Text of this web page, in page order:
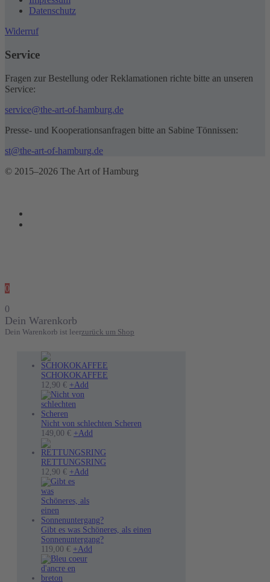
Datenschutz
Widerruf
Service
Fragen zur Bestellung oder Reklamationen richte bitte an unseren
Service:
service@the-art-of-hamburg.de
Presse- und Kooperationsanfragen bitte an Sabine Tönnissen:
st@the-art-of-hamburg.de
© 2015–2026 The Art of Hamburg
0
0
Dein Warenkorb
Dein Warenkorb ist leerzurück um Shop
SCHOKOKAFFEE
12,90 € +Add
Nicht von schlechten Scheren
149,00 € +Add
weist
mehrere
auf
der
Produktseite
RETTUNGSRING
12,90 € +Add
Gibt es was Schöneres, als einen
Sonnenuntergang?
119,00 € +Add